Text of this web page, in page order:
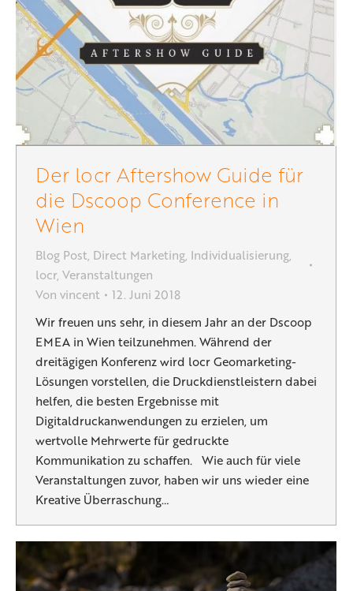
Der locr Aftershow Guide für
die Dscoop Conference in
Wien
Blog Post, Direct Marketing, Individualisierung,
locr, Veranstaltungen
Von vincent
12. Juni 2018
Wir freuen uns sehr, in diesem Jahr an der Dscoop
EMEA in Wien teilzunehmen. Während der
dreitägigen Konferenz wird locr Geomarketing-
Lösungen vorstellen, die Druckdienstleistern dabei
helfen, die besten Ergebnisse mit
Digitaldruckanwendungen zu erzielen, um
wertvolle Mehrwerte für gedruckte
Kommunikation zu schaffen. Wie auch für viele
Veranstaltungen zuvor, haben wir uns wieder eine
Kreative Überraschung…